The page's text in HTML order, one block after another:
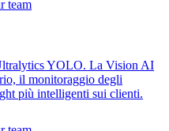
YOLO. La Vision AI
il monitoraggio degli
più intelligenti sui clienti.